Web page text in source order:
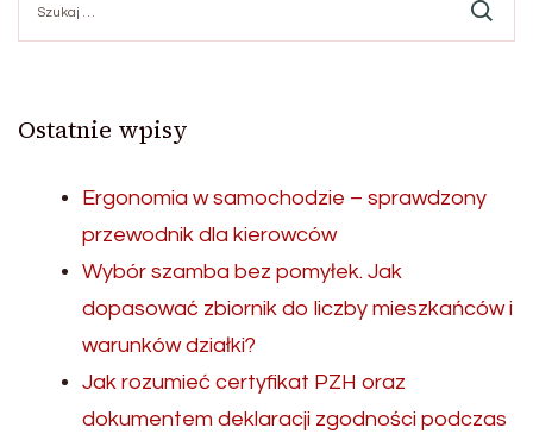
Ostatnie wpisy
Ergonomia w samochodzie – sprawdzony
przewodnik dla kierowców
Wybór szamba bez pomyłek. Jak
dopasować zbiornik do liczby mieszkańców i
warunków działki?
Jak rozumieć certyfikat PZH oraz
dokumentem deklaracji zgodności podczas